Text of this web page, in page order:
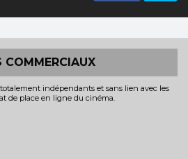
COMMERCIAUX
indépendants et sans lien avec les
de place en ligne du cinéma.